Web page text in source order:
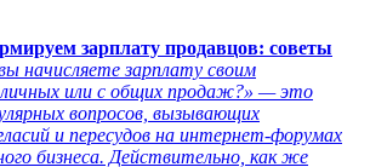
зарплату продавцов: советы
начисляете зарплату своим
или с общих продаж?» — это
вопросов, вызывающих
и пересудов на интернет-форумах
бизнеса. Действительно, как же